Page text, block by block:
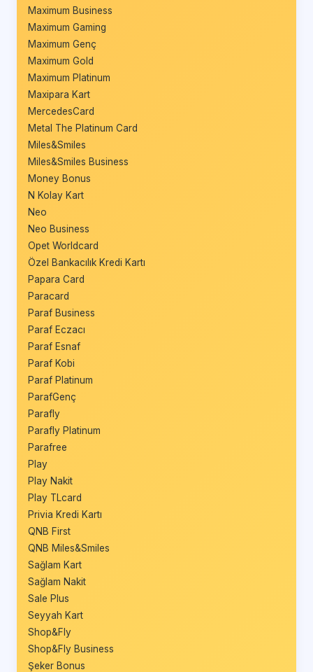
Maximum Business
Maximum Gaming
Maximum Genç
Maximum Gold
Maximum Platinum
Maxipara Kart
MercedesCard
Metal The Platinum Card
Miles&Smiles
Miles&Smiles Business
Money Bonus
N Kolay Kart
Neo
Neo Business
Opet Worldcard
Özel Bankacılık Kredi Kartı
Papara Card
Paracard
Paraf Business
Paraf Eczacı
Paraf Esnaf
Paraf Kobi
Paraf Platinum
ParafGenç
Parafly
Parafly Platinum
Parafree
Play
Play Nakit
Play TLcard
Privia Kredi Kartı
QNB First
QNB Miles&Smiles
Sağlam Kart
Sağlam Nakit
Sale Plus
Seyyah Kart
Shop&Fly
Shop&Fly Business
Şeker Bonus